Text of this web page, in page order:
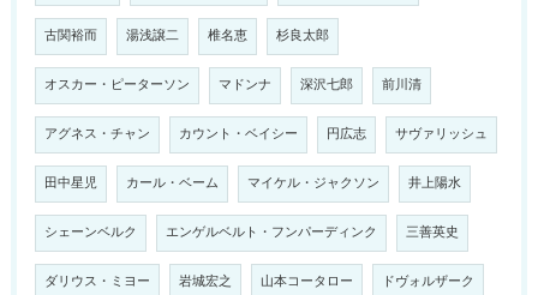
古関裕而 湯浅譲二 椎名恵 杉良太郎
オスカー・ピーターソン マドンナ 深沢七郎 前川清
アグネス・チャン カウント・ベイシー 円広志 サヴァリッシュ
田中星児 カール・ベーム マイケル・ジャクソン 井上陽水
シェーンベルク エンゲルベルト・フンパーディンク 三善英史
ダリウス・ミヨー 岩城宏之 山本コータロー ドヴォルザーク